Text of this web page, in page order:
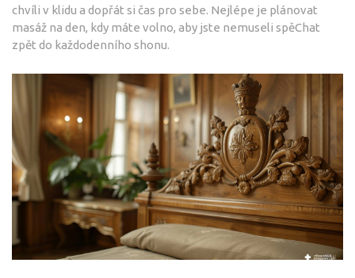
chvíli v klidu a dopřát si čas pro sebe. Nejlépe je plánovat
masáž na den, kdy máte volno, aby jste nemuseli spěChat
zpět do každodenního shonu.